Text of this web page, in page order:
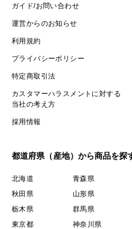
ガイド/お問い合わせ
運営からのお知らせ
利用規約
プライバシーポリシー
特定商取引法
カスタマーハラスメントに対する
当社の考え方
採用情報
都道府県（産地）から商品を探
北海道 青森県
秋田県
山形県
栃木県
群馬県
東京都
神奈川県